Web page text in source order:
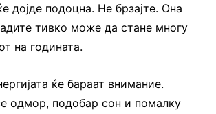
дојде подоцна. Не брзајте. Она
тивко може да стане многу
на годината.
ќе бараат внимание.
одмор, подобар сон и помалку